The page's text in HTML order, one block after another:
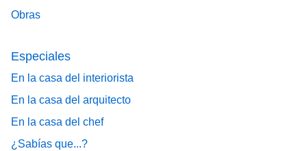
Obras
Especiales
En la casa del interiorista
En la casa del arquitecto
En la casa del chef
¿Sabías que...?